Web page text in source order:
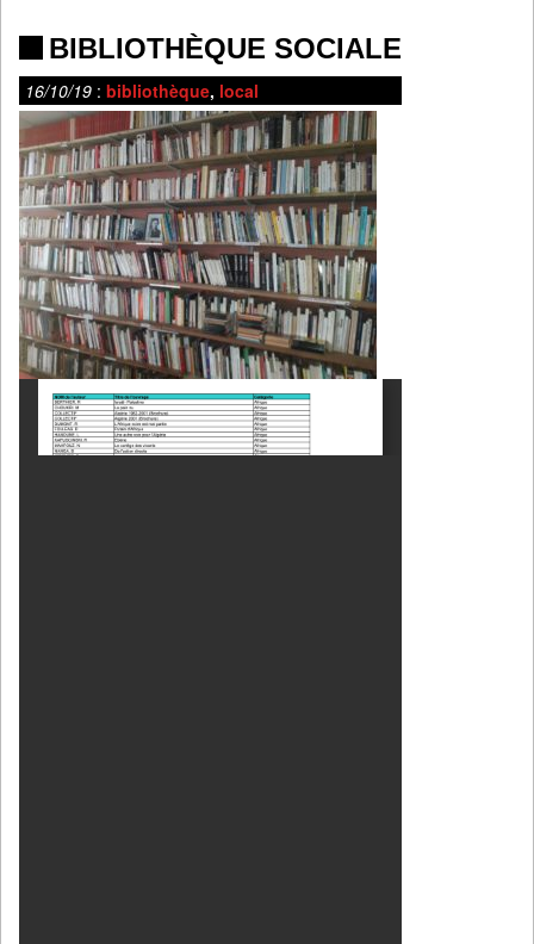
BIBLIOTHÈQUE SOCIALE
16/10/19 : bibliothèque, local